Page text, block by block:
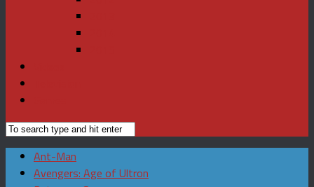
Ant-Man
Avengers: Age of Ultron